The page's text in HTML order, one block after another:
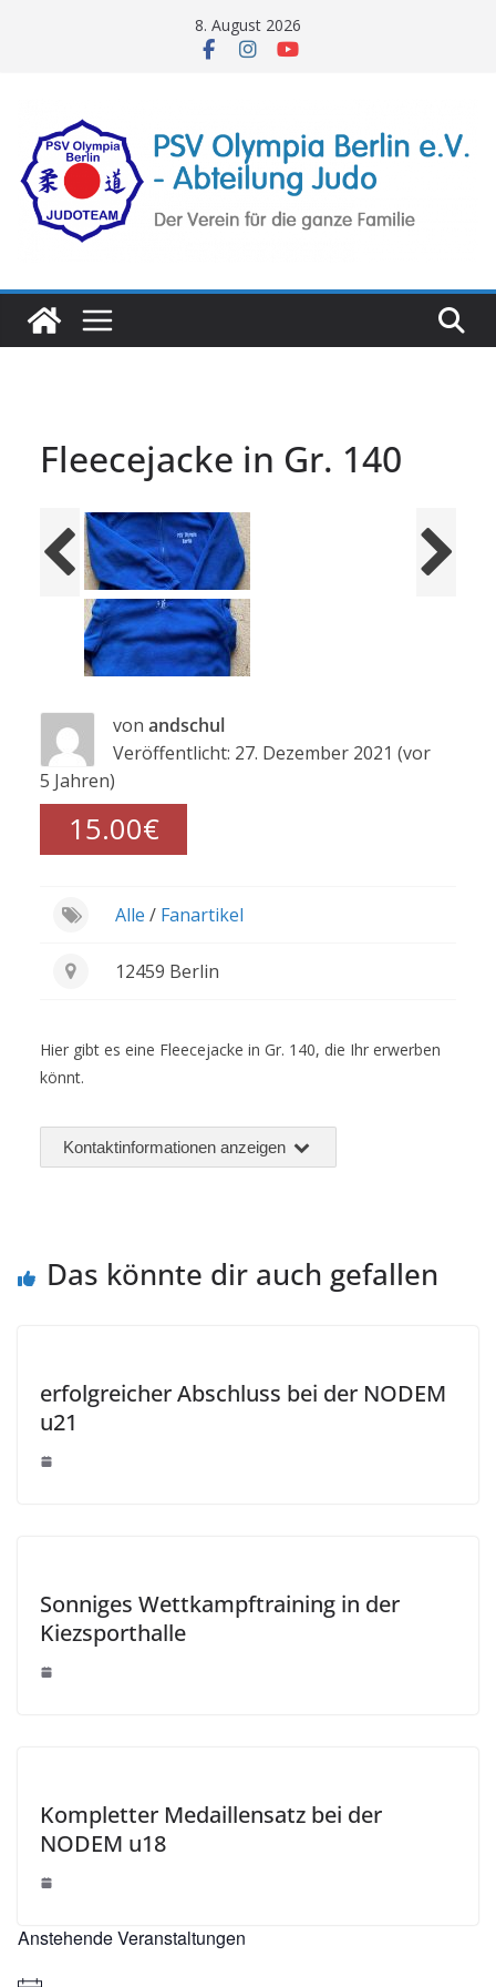
8. August 2026
Fleecejacke in Gr. 140
von andschul
Veröffentlicht: 27. Dezember 2021 (vor
5 Jahren)
15.00€
Alle / Fanartikel
12459 Berlin
Hier gibt es eine Fleecejacke in Gr. 140, die Ihr erwerben
könnt.
Kontaktinformationen anzeigen
Das könnte dir auch gefallen
erfolgreicher Abschluss bei der NODEM
u21
Sonniges Wettkampftraining in der
Kiezsporthalle
Kompletter Medaillensatz bei der
NODEM u18
Anstehende Veranstaltungen